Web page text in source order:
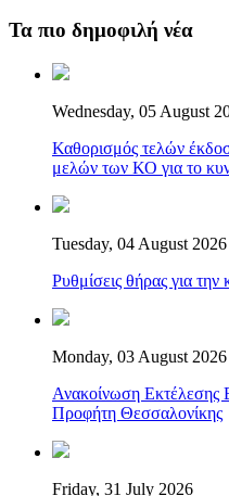
Τα πιο δημοφιλή νέα
Wednesday, 05 August
Καθορισμός τελών
μελών των ΚΟ για το
Tuesday, 04 August 2026
Ρυθμίσεις θήρας για
Monday, 03 August 2026
Ανακοίνωση
Προφήτη Θεσσαλονίκης
Friday, 31 July 2026